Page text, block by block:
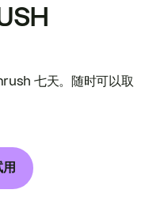
七天。随时可以取